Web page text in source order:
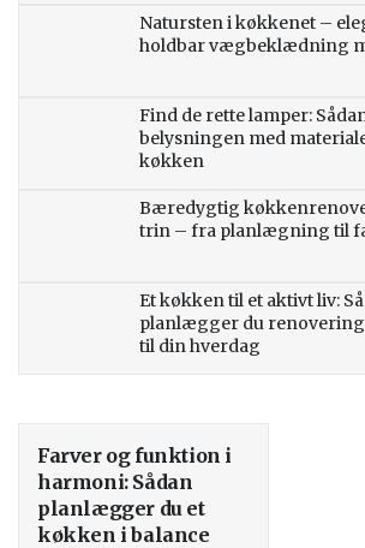
Natursten i køkkenet –
holdbar vægbeklædning
Find de rette lamper:
belysningen med
køkken
Bæredygtig
trin – fra planlægning til
Et køkken til et aktivt liv:
planlægger du
til din hverdag
Farver og funktion i
harmoni: Sådan
planlægger du et
køkken i balance